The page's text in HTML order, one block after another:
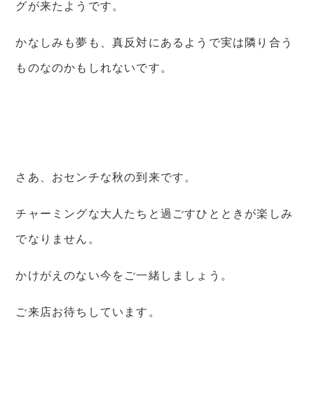
グが来たようです。
かなしみも夢も、真反対にあるようで実は隣り合う
ものなのかもしれないです。
さあ、おセンチな秋の到来です。
チャーミングな大人たちと過ごすひとときが楽しみ
でなりません。
かけがえのない今をご一緒しましょう。
ご来店お待ちしています。